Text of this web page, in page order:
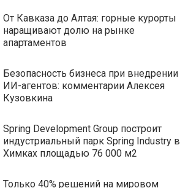
От Кавказа до Алтая: горные курорты
наращивают долю на рынке
апартаментов
Безопасность бизнеса при внедрении
ИИ-агентов: комментарии Алексея
Кузовкина
Spring Development Group построит
индустриальный парк Spring Industry в
Химках площадью 76 000 м2
Только 40% решений на мировом